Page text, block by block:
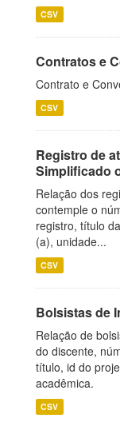
CSV
Contratos e
Contrato e
CSV
Registro de
Simplificado
Relação dos
contemple o
registro, título
(a), unidade...
CSV
Bolsistas de
Relação de
do discente,
título, id do
acadêmica.
CSV